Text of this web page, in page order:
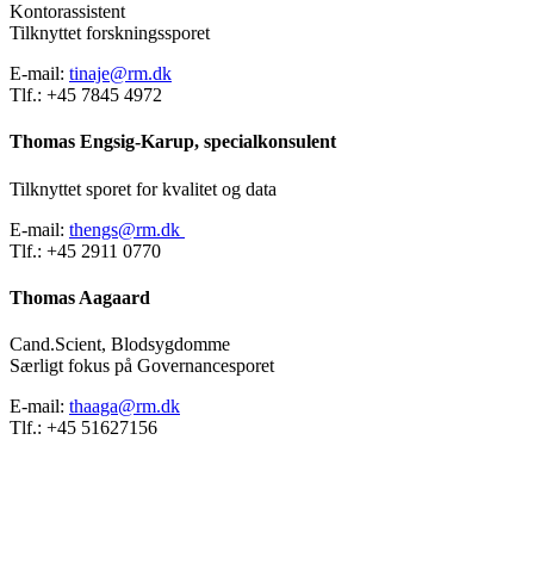
Kontorassistent
Tilknyttet forskningssporet
E-mail: tinaje@rm.dk
Tlf.: +45 7845 4972
Thomas Engsig-Karup, specialkonsulent
Tilknyttet sporet for kvalitet og data
E-mail: thengs@rm.dk
Tlf.: +45 2911 0770
Thomas Aagaard
Cand.Scient, Blodsygdomme
Særligt fokus på Governancesporet
E-mail: thaaga@rm.dk
Tlf.: +45 51627156